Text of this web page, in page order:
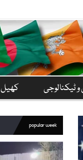
ٹیکنالوجی کھیل
popular week